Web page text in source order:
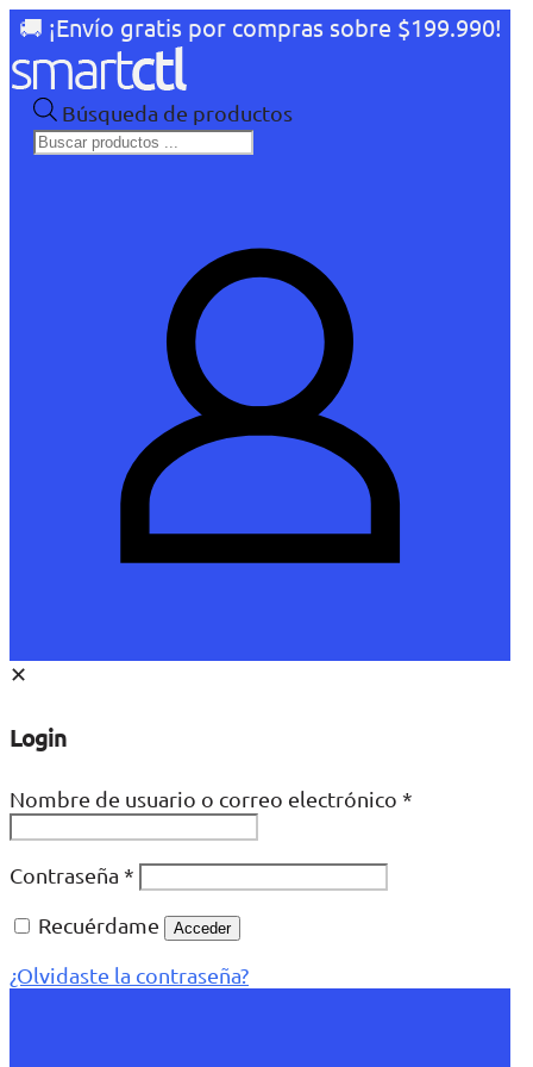
🚚 ¡Envío gratis por compras sobre $199.990!
Búsqueda de productos
✕
Login
Nombre de usuario o correo electrónico *
Contraseña *
Recuérdame
Acceder
¿Olvidaste la contraseña?